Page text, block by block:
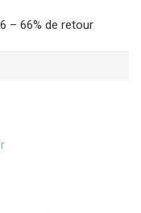
– 66% de retour